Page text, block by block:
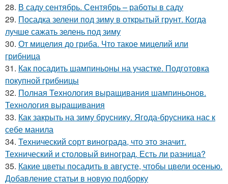
28. В саду сентябрь. Сентябрь – работы в саду
29. Посадка зелени под зиму в открытый грунт. Когда
лучше сажать зелень под зиму
30. От мицелия до гриба. Что такое мицелий или
грибница
31. Как посадить шампиньоны на участке. Подготовка
покупной грибницы
32. Полная Технология выращивания шампиньонов.
Технология выращивания
33. Как закрыть на зиму бруснику. Ягода-брусника нас к
себе манила
34. Технический сорт винограда, что это значит.
Технический и столовый виноград. Есть ли разница?
35. Какие цветы посадить в августе, чтобы цвели осенью.
Добавление статьи в новую подборку